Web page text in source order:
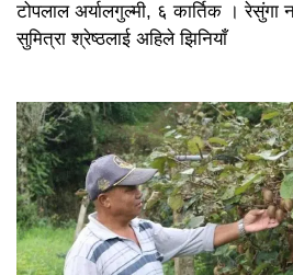
टोपलाल अर्यालगुल्मी, ६ कार्तिक । रेसुंगा
सुमित्रा श्रेष्ठलाई अहिले झिनियाँ